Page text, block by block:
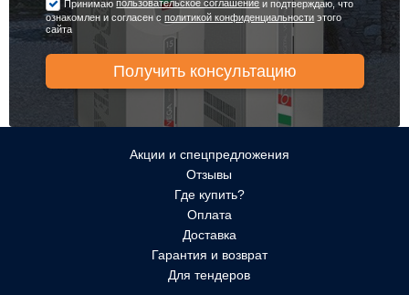
Принимаюпользовательское соглашение и подтверждаю, что
ознакомлен и согласен сполитикой конфиденциальности этого
сайта
Акции и спецпредложения
Отзывы
Где купить?
Оплата
Доставка
Гарантия и возврат
Для тендеров